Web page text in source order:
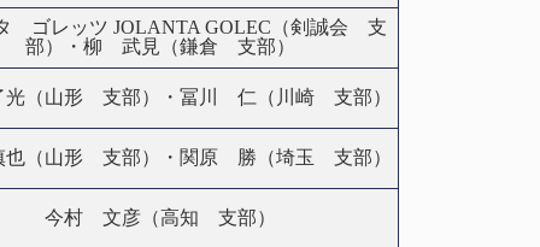
ゴレッツ JOLANTA GOLEC（剣誠会 支
部）・柳 武見（鎌倉 支部）
（山形 支部）・冨川 仁（川崎 支部）
（山形 支部）・関原 勝（埼玉 支部）
今村 文彦（高知 支部）